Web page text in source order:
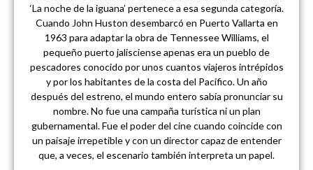
‘La noche de la iguana’ pertenece a esa segunda categoría.
Cuando John Huston desembarcó en Puerto Vallarta en
1963 para adaptar la obra de Tennessee Williams, el
pequeño puerto jalisciense apenas era un pueblo de
pescadores conocido por unos cuantos viajeros intrépidos
y por los habitantes de la costa del Pacífico. Un año
después del estreno, el mundo entero sabía pronunciar su
nombre. No fue una campaña turística ni un plan
gubernamental. Fue el poder del cine cuando coincide con
un paisaje irrepetible y con un director capaz de entender
que, a veces, el escenario también interpreta un papel.